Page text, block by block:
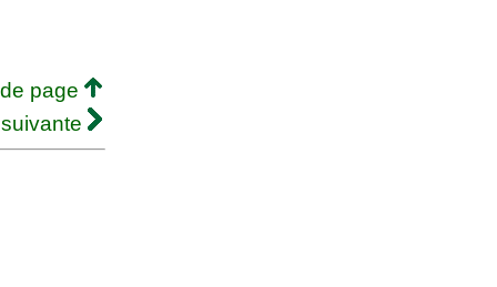
page